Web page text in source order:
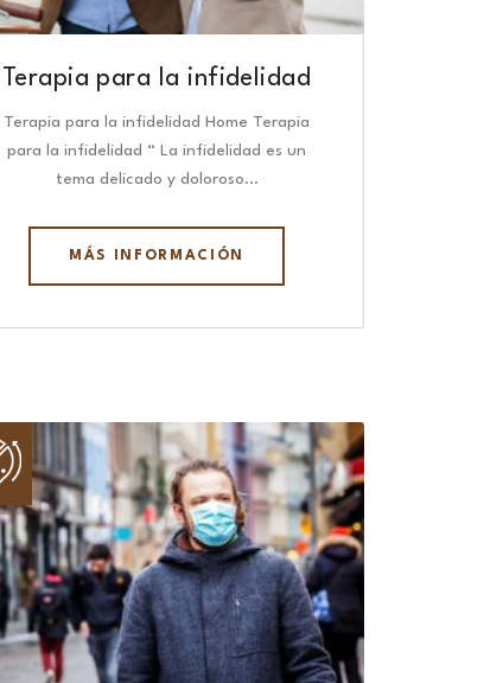
Terapia para la infidelidad
Terapia para la infidelidad Home Terapia
para la infidelidad “ La infidelidad es un
tema delicado y doloroso…
MÁS INFORMACIÓN